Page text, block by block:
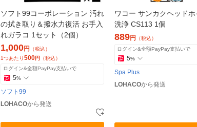
ソフト99コーポレーション 汚れ
の拭き取り＆撥水力復活 お手入
れガラコ 1セット（2個）
1,000円
（税込）
1つあたり500円 （税込）
ログイン&全額PayPay支払いで
5%
ソフト99
LOHACOから発送
ワコー サンカクヘッド
洗浄 CS113 1個
889円
（税込）
ログイン&全額PayPay支払いで
5%
Spa Plus
LOHACOから発送